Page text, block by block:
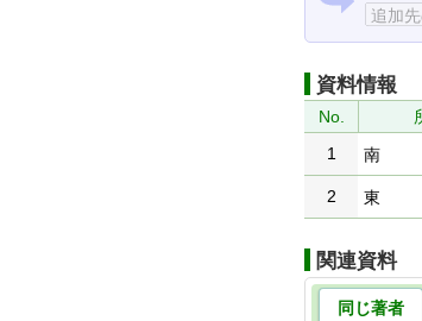
資料情報
No.
1
南
2 東
関連資料
同じ著者